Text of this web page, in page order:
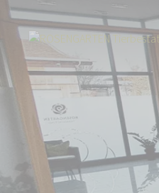
Start Über uns Aktuelles